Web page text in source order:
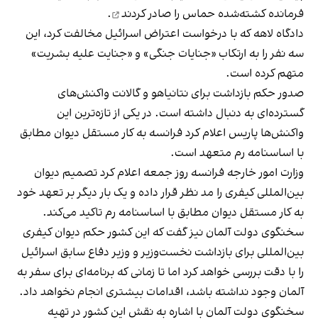
فرمانده کشته‌شده حماس را صادر کردند
.
دادگاه لاهه که با درخواست اعتراض اسرائیل مخالفت کرد، این
سه نفر را به ارتکاب «جنایات جنگی» و «جنایت علیه بشریت»
متهم کرده است.
صدور حکم بازداشت برای نتانیاهو و گالانت واکنش‌های
گسترده‌ای به دنبال داشته است. در یکی از تازه‌ترین این
واکنش‌ها پاریس اعلام کرد فرانسه به کار مستقل دیوان مطابق
با اساسنامه رم متعهد است.
وزارت امور خارجه فرانسه روز جمعه اعلام کرد تصمیم دیوان
بین‌المللی کیفری را مد نظر قرار داده و یک بار دیگر بر تعهد خود
به کار مستقل دیوان مطابق با اساسنامه رم تاکید می‌کند.
سخنگوی دولت آلمان نیز گفت که این کشور حکم دیوان کیفری
بین‌المللی برای بازداشت نخست‌وزیر و وزیر دفاع سابق اسرائیل
را با دقت بررسی خواهد کرد اما تا زمانی که برنامه‌ای برای سفر به
آلمان وجود نداشته باشد، اقدامات بیشتری انجام نخواهد داد.
سخنگوی دولت آلمان با اشاره به نقش این کشور در تهیه